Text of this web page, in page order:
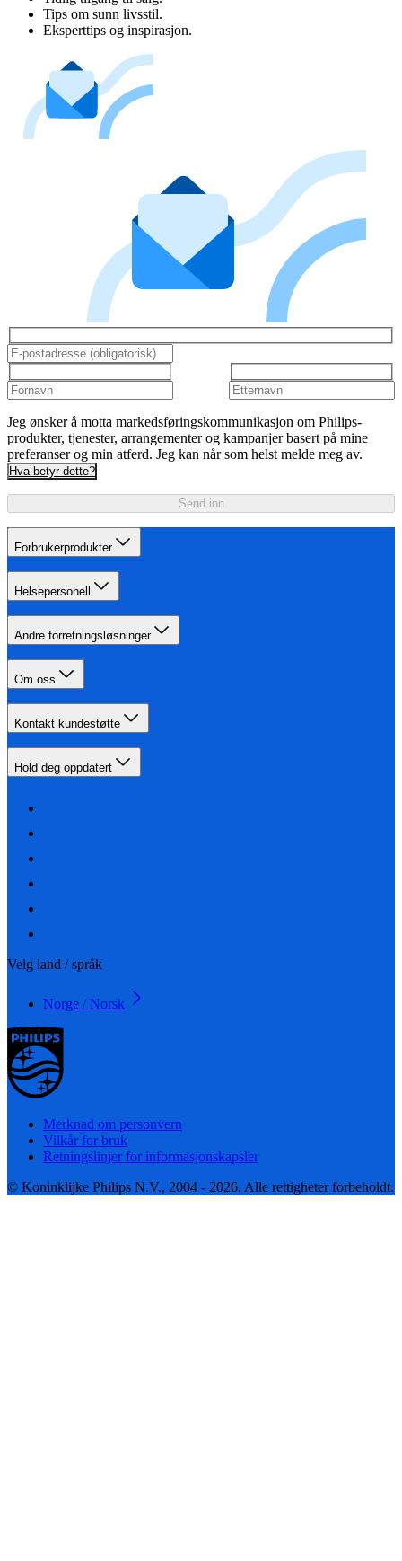
Tips om sunn livsstil.
Eksperttips og inspirasjon.
Jeg ønsker å motta markedsføringskommunikasjon om Philips-
produkter, tjenester, arrangementer og kampanjer basert på mine
preferanser og min atferd. Jeg kan når som helst melde meg av.
Hva betyr dette?
Send inn
Forbrukerprodukter
Helsepersonell
Andre forretningsløsninger
Om oss
Kontakt kundestøtte
Hold deg oppdatert
Velg land / språk
Norge / Norsk
Merknad om personvern
Vilkår for bruk
Retningslinjer for informasjonskapsler
© Koninklijke Philips N.V., 2004 - 2026. Alle rettigheter forbeholdt.